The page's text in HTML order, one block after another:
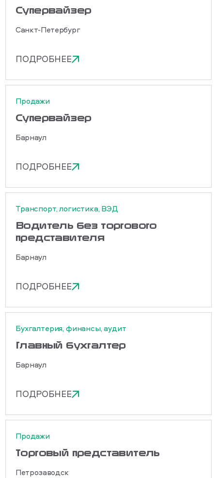
Cупервайзер
Санкт-Петербург
ПОДРОБНЕЕ
Продажи
Cупервайзер
Барнаул
ПОДРОБНЕЕ
Транспорт, логистика, ВЭД
Водитель без торгового
представителя
Барнаул
ПОДРОБНЕЕ
Бухгалтерия, финансы, аудит
Главный бухгалтер
Барнаул
ПОДРОБНЕЕ
Продажи
Торговый представитель
Петрозаводск